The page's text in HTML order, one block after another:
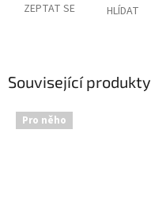
ZEPTAT SE HLÍDAT
Související produkty
Pro něho